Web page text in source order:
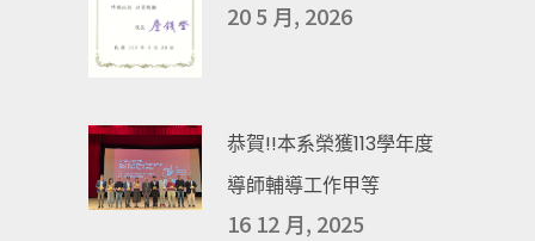
20 5 月, 2026
恭賀!!本系榮獲113學年度
導師輔導工作甲等
16 12 月, 2025